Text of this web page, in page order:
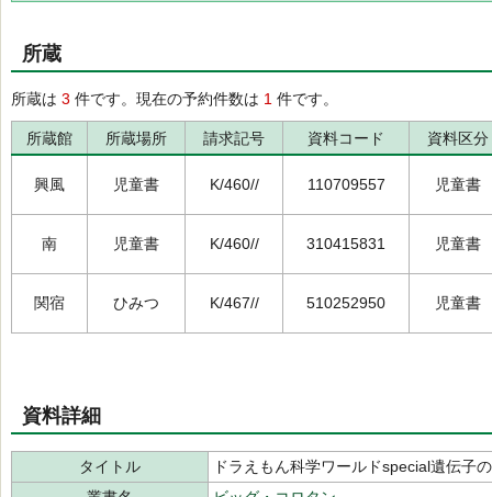
所蔵
所蔵は 3 件です。現在の予約件数は 1 件です。
所蔵館 所蔵場所 請求記号 資料コード 資料区分
興風 児童書 K/460// 110709557 児童書
南 児童書 K/460// 310415831 児童書
関宿 ひみつ K/467// 510252950 児童書
資料詳細
タイトル
ドラえもん科学ワールドspecial遺伝子